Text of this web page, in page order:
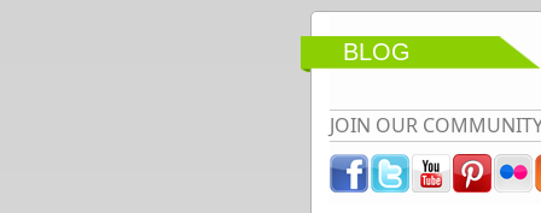
BLOG
JOIN OUR